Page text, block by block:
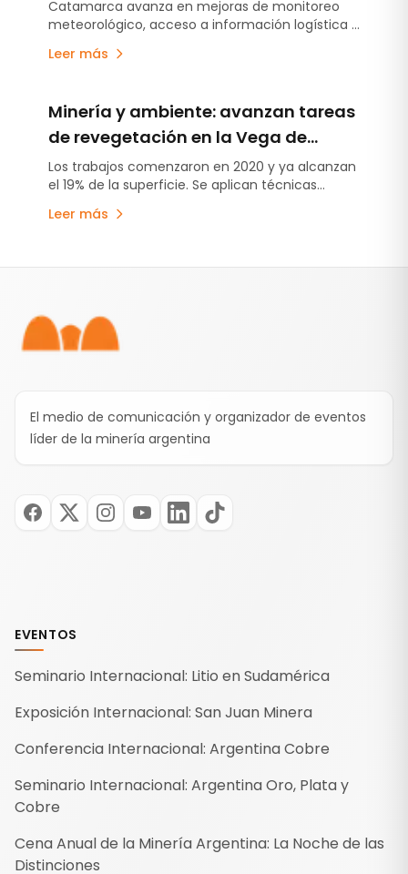
Catamarca avanza en mejoras de monitoreo
meteorológico, acceso a información logística y
vínculos institucionales vinculados al desarrollo
del corredor bioceánico Paso San Francisco.
Leer más
Minería y ambiente: avanzan tareas
de revegetación en la Vega de
Trapiche en Catamarca
Los trabajos comenzaron en 2020 y ya alcanzan
el 19% de la superficie. Se aplican técnicas
adaptadas a la puna para recomponer la
cobertura vegetal.
Leer más
El medio de comunicación y organizador de eventos
líder de la minería argentina
EVENTOS
Seminario Internacional: Litio en Sudamérica
Exposición Internacional: San Juan Minera
Conferencia Internacional: Argentina Cobre
Seminario Internacional: Argentina Oro, Plata y
Cobre
Cena Anual de la Minería Argentina: La Noche de las
Distinciones